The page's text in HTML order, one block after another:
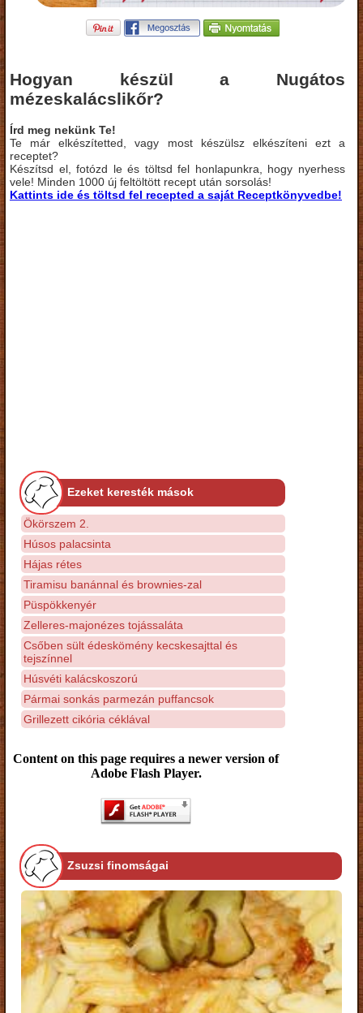
Hogyan készül a Nugátos
mézeskalácslikőr?
Írd meg nekünk Te!
Te már elkészítetted, vagy most készülsz elkészíteni ezt a
receptet?
Készítsd el, fotózd le és töltsd fel honlapunkra, hogy nyerhess
vele! Minden 1000 új feltöltött recept után sorsolás!
Kattints ide és töltsd fel recepted a saját Receptkönyvedbe!
Ezeket keresték mások
Ökörszem 2.
Húsos palacsinta
Hájas rétes
Tiramisu banánnal és brownies-zal
Püspökkenyér
Zelleres-majonézes tojássaláta
Csőben sült édeskömény kecskesajttal és
tejszínnel
Húsvéti kalácskoszorú
Pármai sonkás parmezán puffancsok
Grillezett cikória céklával
Content on this page requires a newer version of
Adobe Flash Player.
Zsuzsi finomságai